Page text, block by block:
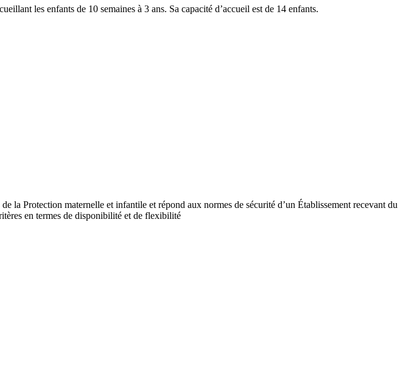
les enfants de 10 semaines à 3 ans. Sa capacité d’accueil est de 14 enfants.
la Protection maternelle et infantile et répond aux normes de sécurité d’un Établissement recevant du
en termes de disponibilité et de flexibilité